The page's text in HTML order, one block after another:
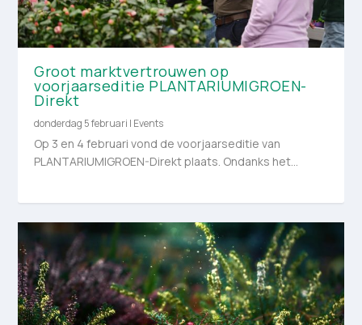
Groot marktvertrouwen op
voorjaarseditie PLANTARIUM|GROEN-
Direkt
donderdag 5 februari | Events
Op 3 en 4 februari vond de voorjaarseditie van
PLANTARIUM|GROEN-Direkt plaats. Ondanks het...